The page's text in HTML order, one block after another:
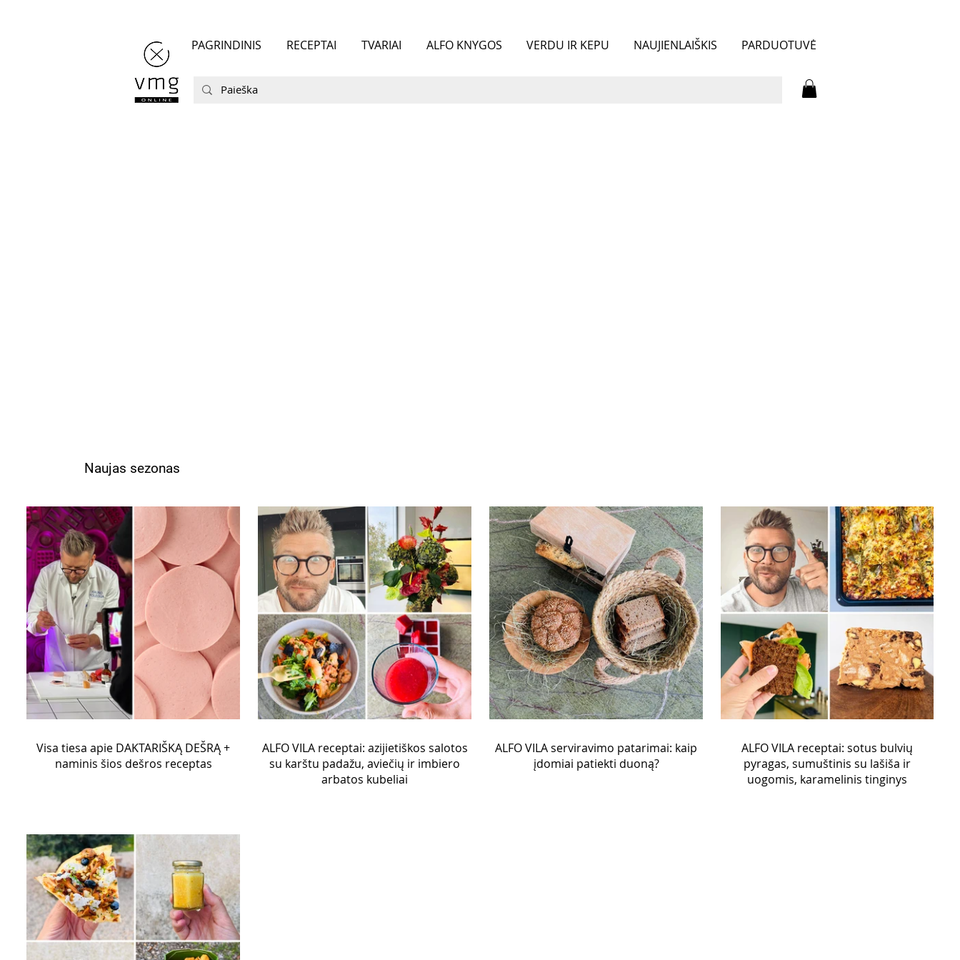
PAGRINDINIS RECEPTAI TVARIAI ALFO KNYGOS VERDU IR KEPU NAUJIENLAIŠKIS PARDUOTUVĖ
Naujas sezonas
Visa tiesa apie DAKTARIŠKĄ DEŠRĄ +
naminis šios dešros receptas
ALFO VILA receptai: azijietiškos salotos
su karštu padažu, aviečių ir imbiero
arbatos kubeliai
ALFO VILA serviravimo patarimai: kaip
įdomiai patiekti duoną?
ALFO VILA receptai: sotus bulvių
pyragas, sumuštinis su lašiša ir
uogomis, karamelinis tinginys